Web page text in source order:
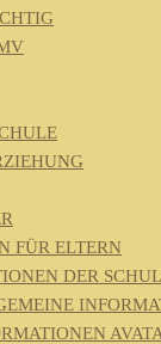
FÜR ELTERN
DER